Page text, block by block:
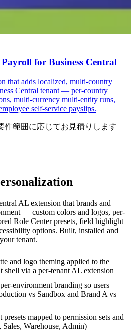
for Business Central
that adds localized, multi-country
Central tenant — per-country
multi-currency multi-entity runs,
self-service payslips.
範囲に応じてお見積りします
AL extension that brands and
— custom colors and logos, per-
Role Center presets, field highlight
options. Built, installed and
tenant.
and logo theming applied to the
shell via a per-tenant AL extension
environment branding so users
vs Sandbox and Brand A vs
mapped to permission sets and
Warehouse, Admin)